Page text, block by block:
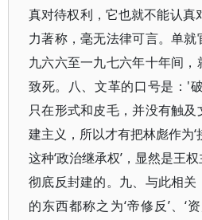
真对待权利，它也就不能认真
力著称，毫无法律可言。单
九六六至一九七六年十年间
致死。八、文革的口号是：'
只在形式和皮毛，并没有触
建主义，所以才有把林彪作为‘
这种‘政治继承权’，显然是王
彻底反封建的。九、与此相
的东西都称之为‘帝修反’、‘